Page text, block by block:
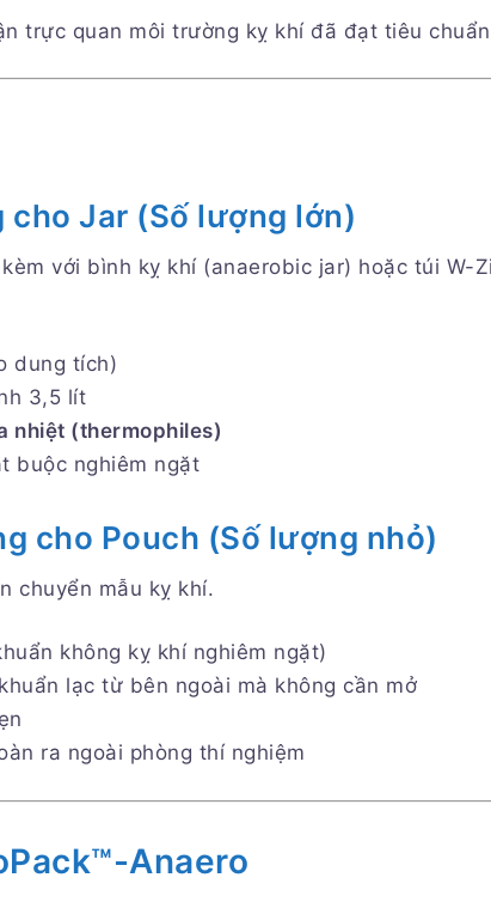
trực quan môi trường kỵ khí đã đạt tiêu
Jar (Số lượng lớn)
với bình kỵ khí (anaerobic jar) hoặc túi W-
dung tích)
3,5 lít
nhiệt (thermophiles)
buộc nghiêm ngặt
cho Pouch (Số lượng nhỏ)
chuyển mẫu kỵ khí.
không kỵ khí nghiêm ngặt)
lạc từ bên ngoài mà không cần mở
ra ngoài phòng thí nghiệm
Anaero